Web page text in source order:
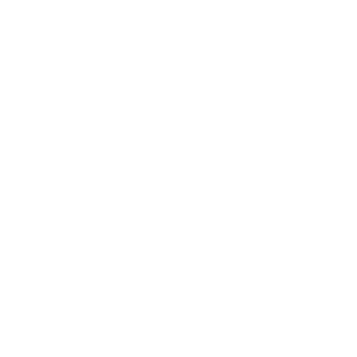
client direct la receptia hotelului.
va fi achitata de catre client la receptia hotelului. Noile taxe de